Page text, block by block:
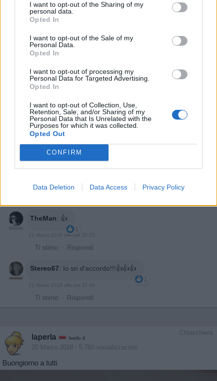
I want to opt-out of the Sharing of my
personal data.
Opted In
I want to opt-out of the Sale of my
Personal Data.
Opted In
I want to opt-out of processing my
Personal Data for Targeted Advertising.
Opted In
I want to opt-out of Collection, Use,
Retention, Sale, and/or Sharing of my
Personal Data that Is Unrelated with the
Purposes for which it was collected.
Opted Out
CONFIRM
Data Deletion Data Access Privacy Policy
KaliMata:E' dovunque ci siano due cuori che battono
assieme, Perla
20 Marzo 2018 alle ore 19:53
·Ti stimo ·Rispondi
laperla KaliMata ...che frase romantica
20 Marzo 2018 alle ore 21:11
Mimi77: Ho già le valige pronte. Notte⚘😗
21 Marzo 2018 alle ore 00:27
Saviowest:Buona sera vai a Cuba ?
21 Marzo 2018 alle ore 18:43
TheMan: 👍
1
21 Marzo 2018 alle ore 20:25
· Ti stimo · Rispondi
Stereo67: Io sn d'accordo!!!👍👍👍
1
21 Marzo 2018 alle ore 22:08
· Ti stimo · Rispondi
Chiacchiera
laperla livello 4
20 Marzo 2018 - 5.760 visualizzazioni
Buongiorno a tutti